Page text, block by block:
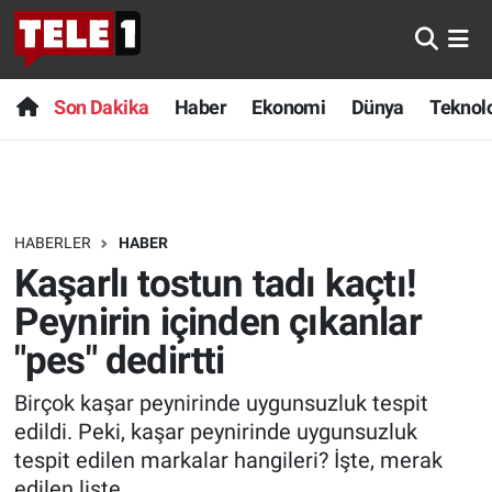
Son Dakika Haber Ekonomi Dünya
HABERLER HABER
Kaşarlı tostun tadı kaçtı!
Peynirin içinden çıkanlar
"pes" dedirtti
Birçok kaşar peynirinde uygunsuzluk tespit
edildi. Peki, kaşar peynirinde uygunsuzluk
tespit edilen markalar hangileri? İşte, merak
Anında Manşet
Başka Sohbetler
Bilim turu
Bilim ve Teknoloji Evreni
Doğa Konuşuyor
Dünya
Ege Saati
Son Dakika
Haber
Dünya
Teknoloji
Sağlık
Spor
Yayın Akışı
Nöbetçi Eczaneler
Hava Durumu
Trafik Durumu
Süper Lig Puan Durumu ve Fikstür
Tüm Manşetler
Son Dakika Haberleri
Haber Arşivi